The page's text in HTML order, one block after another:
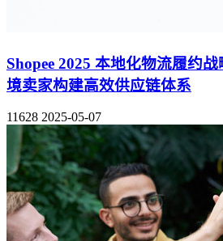
Shopee 2025 本地化物流履约
境卖家构建高效供应链体系
11628 2025-05-07